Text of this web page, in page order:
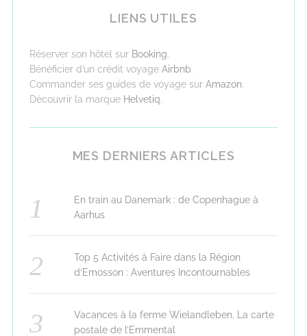
LIENS UTILES
Réserver son hôtel sur Booking.
Bénéficier d’un crédit voyage Airbnb.
Commander ses guides de voyage sur Amazon.
Découvrir la marque Helvetiq.
MES DERNIERS ARTICLES
En train au Danemark : de Copenhague à
Aarhus
Top 5 Activités à Faire dans la Région
d’Emosson : Aventures Incontournables
Vacances à la ferme Wielandleben. La carte
postale de l’Emmental